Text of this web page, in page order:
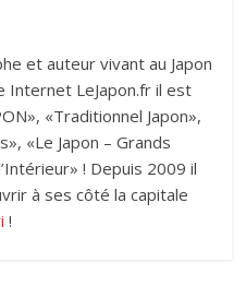
et auteur vivant au Japon
Internet LeJapon.fr il est
«Traditionnel Japon»,
«Le Japon – Grands
! Depuis 2009 il
à ses côté la capitale
!